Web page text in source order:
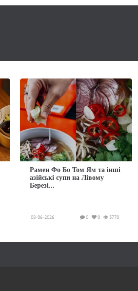
Рамен Фо Бо Том Ям та інші
азійські супи на Лівому
Березі...
08-06-2026 3770
0
0